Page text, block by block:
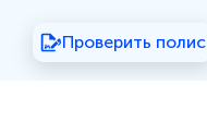
Проверить полис